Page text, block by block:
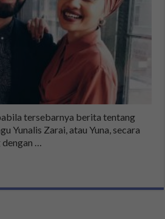
tersebarnya berita tentang
Yunalis Zarai, atau Yuna, secara
dengan …